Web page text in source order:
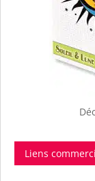
Liens